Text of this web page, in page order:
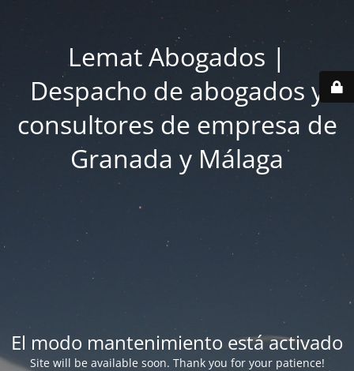
Lemat Abogados |
Despacho de abogados y
consultores de empresa de
Granada y Málaga
El modo mantenimiento está activado
Site will be available soon. Thank you for your patience!